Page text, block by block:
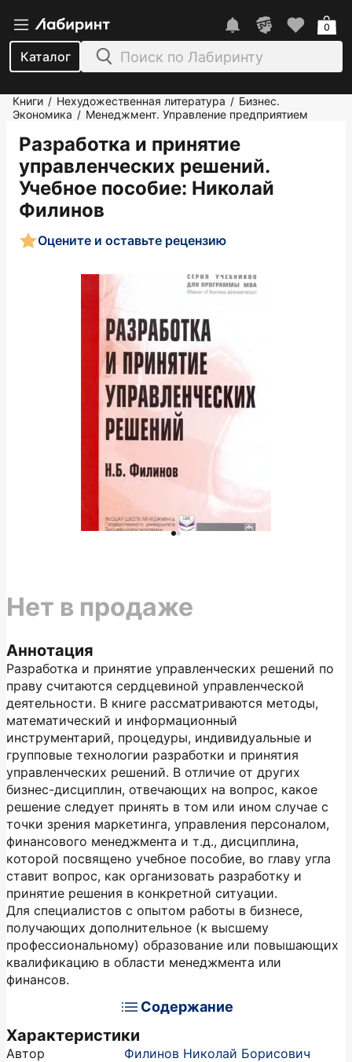
Каталог
0
Книги / Нехудожественная литература / Бизнес.
Экономика / Менеджмент. Управление предприятием
Разработка и принятие
управленческих решений.
Учебное пособие: Николай
Филинов
Оцените и оставьте рецензию
Аннотация
Разработка и принятие управленческих решений по
праву считаются сердцевиной управленческой
деятельности. В книге рассматриваются методы,
математический и информационный
инструментарий, процедуры, индивидуальные и
групповые технологии разработки и принятия
управленческих решений. В отличие от других
бизнес-дисциплин, отвечающих на вопрос, какое
решение следует принять в том или ином случае с
точки зрения маркетинга, управления персоналом,
финансового менеджмента и т.д., дисциплина,
которой посвящено учебное пособие, во главу угла
ставит вопрос, как организовать разработку и
принятие решения в конкретной ситуации.
Для специалистов с опытом работы в бизнесе,
получающих дополнительное (к высшему
профессиональному) образование или повышающих
квалификацию в области менеджмента или
финансов.
Содержание
Характеристики
Автор
Филинов Николай Борисович
Нет в продаже